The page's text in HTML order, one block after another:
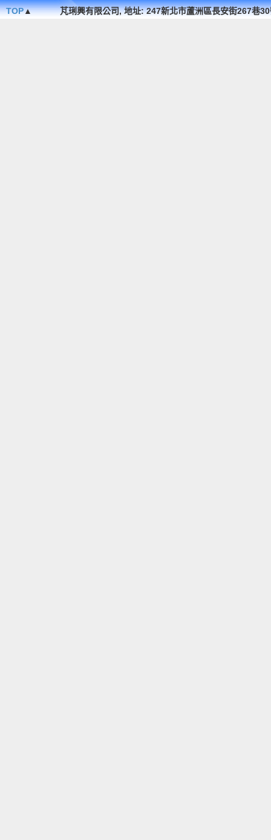
TOP▲ 芃琍興有限公司, 地址: 247新北市蘆洲區長安街267